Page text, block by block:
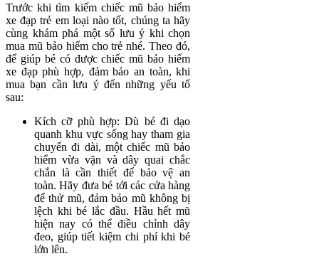
Trước khi tìm kiếm chiếc mũ bảo hiểm
xe đạp trẻ em loại nào tốt, chúng ta hãy
cùng khám phá một số lưu ý khi chọn
mua mũ bảo hiểm cho trẻ nhé. Theo đó,
để giúp bé có được chiếc mũ bảo hiểm
xe đạp phù hợp, đảm bảo an toàn, khi
mua bạn cần lưu ý đến những yếu tố
sau:
Kích cỡ phù hợp: Dù bé đi dạo
quanh khu vực sống hay tham gia
chuyến đi dài, một chiếc mũ bảo
hiểm vừa vặn và dây quai chắc
chắn là cần thiết để bảo vệ an
toàn. Hãy đưa bé tới các cửa hàng
để thử mũ, đảm bảo mũ không bị
lệch khi bé lắc đầu. Hầu hết mũ
hiện nay có thể điều chỉnh dây
đeo, giúp tiết kiệm chi phí khi bé
lớn lên.